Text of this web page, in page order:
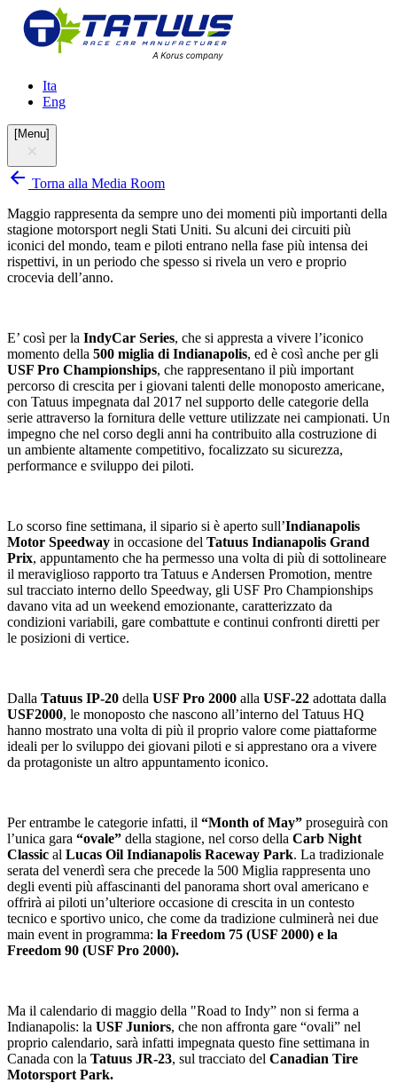
Ita
Eng
[Menu]
Torna alla Media Room
Maggio rappresenta da sempre uno dei momenti più importanti della
stagione motorsport negli Stati Uniti. Su alcuni dei circuiti più
iconici del mondo, team e piloti entrano nella fase più intensa dei
rispettivi, in un periodo che spesso si rivela un vero e proprio
crocevia dell’anno.
E’ così per la IndyCar Series, che si appresta a vivere l’iconico
momento della 500 miglia di Indianapolis, ed è così anche per gli
USF Pro Championships, che rappresentano il più important
percorso di crescita per i giovani talenti delle monoposto americane,
con Tatuus impegnata dal 2017 nel supporto delle categorie della
serie attraverso la fornitura delle vetture utilizzate nei campionati. Un
impegno che nel corso degli anni ha contribuito alla costruzione di
un ambiente altamente competitivo, focalizzato su sicurezza,
performance e sviluppo dei piloti.
Lo scorso fine settimana, il sipario si è aperto sull’Indianapolis
Motor Speedway in occasione del Tatuus Indianapolis Grand
Prix, appuntamento che ha permesso una volta di più di sottolineare
il meraviglioso rapporto tra Tatuus e Andersen Promotion, mentre
sul tracciato interno dello Speedway, gli USF Pro Championships
davano vita ad un weekend emozionante, caratterizzato da
condizioni variabili, gare combattute e continui confronti diretti per
le posizioni di vertice.
Dalla Tatuus IP-20 della USF Pro 2000 alla USF-22 adottata dalla
USF2000, le monoposto che nascono all’interno del Tatuus HQ
hanno mostrato una volta di più il proprio valore come piattaforme
ideali per lo sviluppo dei giovani piloti e si apprestano ora a vivere
da protagoniste un altro appuntamento iconico.
Per entrambe le categorie infatti, il “Month of May” proseguirà con
l’unica gara “ovale” della stagione, nel corso della Carb Night
Classic al Lucas Oil Indianapolis Raceway Park. La tradizionale
serata del venerdì sera che precede la 500 Miglia rappresenta uno
degli eventi più affascinanti del panorama short oval americano e
offrirà ai piloti un’ulteriore occasione di crescita in un contesto
tecnico e sportivo unico, che come da tradizione culminerà nei due
main event in programma: la Freedom 75 (USF 2000) e la
Freedom 90 (USF Pro 2000).
Ma il calendario di maggio della "Road to Indy” non si ferma a
Indianapolis: la USF Juniors, che non affronta gare “ovali” nel
proprio calendario, sarà infatti impegnata questo fine settimana in
Canada con la Tatuus JR-23, sul tracciato del Canadian Tire
Motorsport Park.